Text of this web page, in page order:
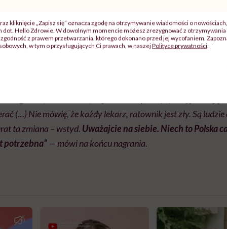
pani z ranami na rękach i nogach, którą medycy
(…) Nie mówię, że każdy lekarz, ratownik jest zły. Są ludzie
ta zmiana – wstyd. Uważajcie na siebie. Niech to Polska
potrzebna”— mówi na końcu nagrania.
kliknięcie „Zapisz się” oznacza zgodę na otrzymywanie wiadomości o
dot. Hello Zdrowie. W dowolnym momencie możesz zrezygnować z
zgodność z prawem przetwarzania, którego dokonano przed jej wycofaniem.
w tym o przysługujących Ci prawach, w naszejPolityce prywatności.